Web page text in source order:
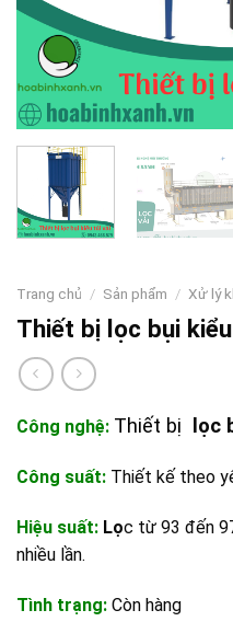
Trang chủ / Sản phẩm / Xử lý
Thiết bị lọc bụi
Công nghệ: Thiết bị lọc
Công suất: Thiết kế theo
Hiệu suất: Lọc từ 93 đến
nhiều lần.
Tình trạng: Còn hàng